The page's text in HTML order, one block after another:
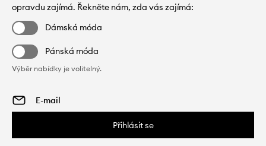
opravdu zajímá. Řekněte nám, zda vás zajímá:
Dámská móda
Pánská móda
Výběr nabídky je volitelný.
Přihlásit se